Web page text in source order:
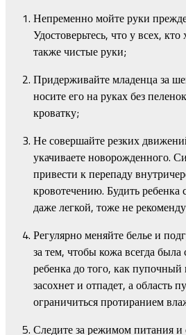
Непременно мойте руки
Удостоверьтесь, что у всех,
также чистые руки;
Придерживайте младенца за
носите его на руках без
кроватку;
Не совершайте резких
укачиваете новорожденного.
привести к перепаду
кровотечению. Будить
даже легкой, тоже не
Регулярно меняйте белье и
за тем, чтобы кожа всегда была
ребенка до того, как
засохнет и отпадет, а область
ограничиться протиранием
Следите за режимом питания и